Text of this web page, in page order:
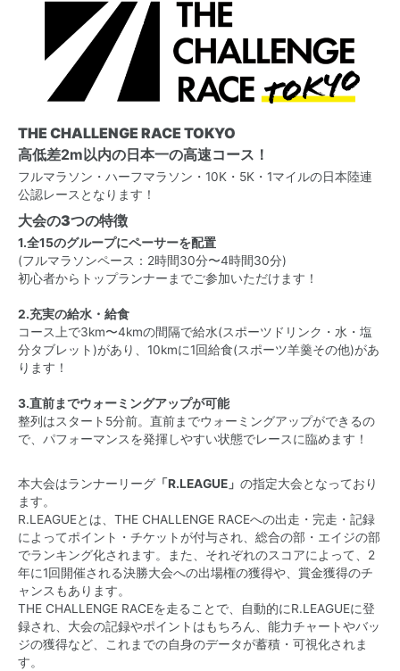
THE CHALLENGE RACE TOKYO
高低差2m以内の日本一の高速コース！
フルマラソン・ハーフマラソン・10K・5K・1マイルの日本陸連
公認レースとなります！
大会の3つの特徴
1.全15のグループにペーサーを配置
(フルマラソンペース：2時間30分〜4時間30分)
初心者からトップランナーまでご参加いただけます！
2.充実の給水・給食
コース上で3km〜4kmの間隔で給水(スポーツドリンク・水・塩
分タブレット)があり、10kmに1回給食(スポーツ羊羹その他)があ
ります！
3.直前までウォーミングアップが可能
整列はスタート5分前。直前までウォーミングアップができるの
で、パフォーマンスを発揮しやすい状態でレースに臨めます！
本大会はランナーリーグ 「R.LEAGUE」 の指定大会となっており
ます。
R.LEAGUEとは、THE CHALLENGE RACEへの出走・完走・記録
によってポイント・チケットが付与され、総合の部・エイジの部
でランキング化されます。また、それぞれのスコアによって、2
年に1回開催される決勝大会への出場権の獲得や、賞金獲得のチ
ャンスもあります。
THE CHALLENGE RACEを走ることで、自動的にR.LEAGUEに登
録され、大会の記録やポイントはもちろん、能力チャートやバッ
ジの獲得など、これまでの自身のデータが蓄積・可視化されま
す。